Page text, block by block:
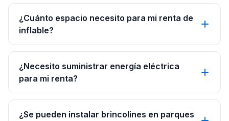
¿Cuánto espacio necesito para mi renta de
inflable?
¿Necesito suministrar energía eléctrica
para mi renta?
¿Se pueden instalar brincolines en parques